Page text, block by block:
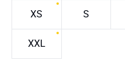
XS S
XXL